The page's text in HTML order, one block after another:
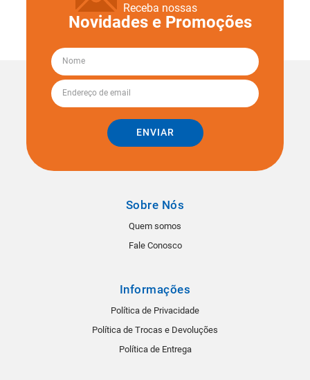
Receba nossas
Novidades e Promoções
ENVIAR
Sobre Nós
Quem somos
Fale Conosco
Informações
Política de Privacidade
Política de Trocas e Devoluções
Política de Entrega